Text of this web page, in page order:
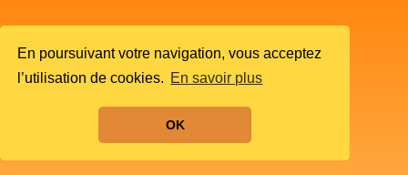
En poursuivant votre navigation, vous acceptez
l’utilisation de cookies. En savoir plus
OK